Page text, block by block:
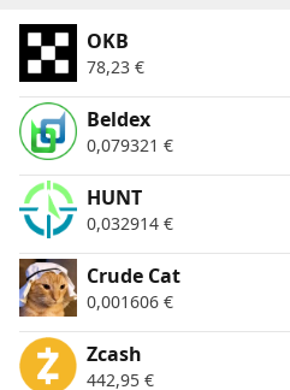
OKB
78,23 €
Beldex
0,079321 €
HUNT
0,032914 €
Crude Cat
0,001606 €
Zcash
442,95 €